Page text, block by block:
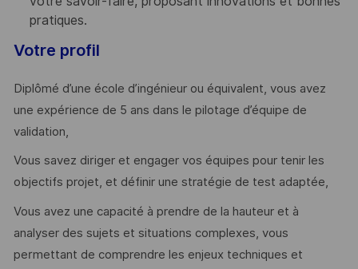
pratiques.
Votre profil
Diplômé d’une école d’ingénieur ou équivalent, vous avez
une expérience de 5 ans dans le pilotage d’équipe de
validation,
Vous savez diriger et engager vos équipes pour tenir les
objectifs projet, et définir une stratégie de test adaptée,
Vous avez une capacité à prendre de la hauteur et à
analyser des sujets et situations complexes, vous
permettant de comprendre les enjeux techniques et